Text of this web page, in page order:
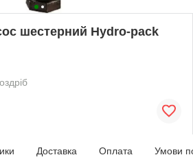
шестерний Hydro-pack
Доставка Оплата Умови